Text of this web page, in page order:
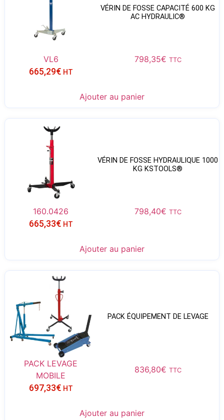
VÉRIN DE FOSSE CAPACITÉ 600 KG
AC HYDRAULIC®
VL6 798,35€ TTC
665,29€ HT
Ajouter au panier
VÉRIN DE FOSSE HYDRAULIQUE 1000
KG KSTOOLS®
160.0426 798,40€ TTC
665,33€ HT
Ajouter au panier
PACK ÉQUIPEMENT DE LEVAGE
PACK LEVAGE
MOBILE
836,80€ TTC
697,33€ HT
Ajouter au panier